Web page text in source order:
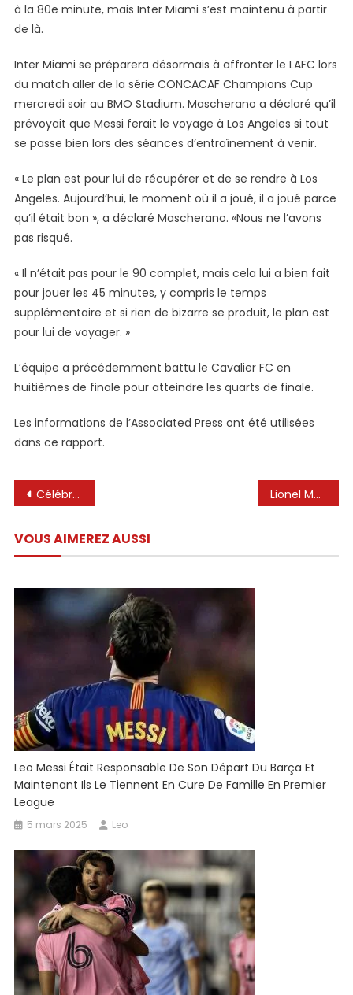
à la 80e minute, mais Inter Miami s’est maintenu à partir
de là.
Inter Miami se préparera désormais à affronter le LAFC lors
du match aller de la série CONCACAF Champions Cup
mercredi soir au BMO Stadium. Mascherano a déclaré qu’il
prévoyait que Messi ferait le voyage à Los Angeles si tout
se passe bien lors des séances d’entraînement à venir.
« Le plan est pour lui de récupérer et de se rendre à Los
Angeles. Aujourd’hui, le moment où il a joué, il a joué parce
qu’il était bon », a déclaré Mascherano. «Nous ne l’avons
pas risqué.
« Il n’était pas pour le 90 complet, mais cela lui a bien fait
pour jouer les 45 minutes, y compris le temps
supplémentaire et si rien de bizarre se produit, le plan est
pour lui de voyager. »
L’équipe a précédemment battu le Cavalier FC en
huitièmes de finale pour atteindre les quarts de finale.
Les informations de l’Associated Press ont été utilisées
dans ce rapport.
Navigation
l’article
Célébration de Lionel Messi avec Celine Dept & Michiel ☠️ #football #youtube #youtubeshorts #messi Lionel Messi marque en retour en tant qu’Inter Miami Edge Union
VOUS AIMEREZ AUSSI
Leo Messi Était Responsable De Son Départ Du Barça Et
Maintenant Ils Le Tiennent En Cure De Famille En Premier
League
5 mars 2025 Leo